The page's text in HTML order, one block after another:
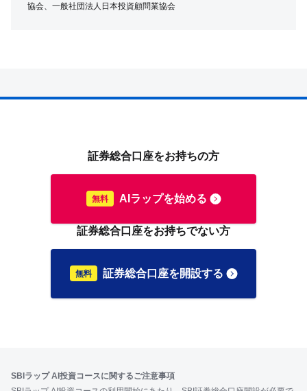
協会、一般社団法人日本投資顧問業協会
証券総合口座をお持ちの方
AIラップを始める
証券総合口座をお持ちでない方
証券総合口座を開設する
SBIラップ AI投資コースに関するご注意事項